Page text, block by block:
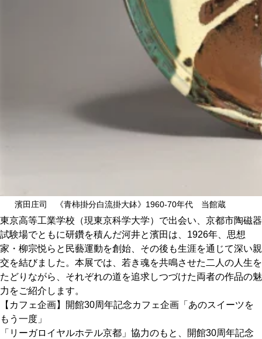
濱田庄司 《青柿掛分白流掛大鉢》1960-70年代 当館蔵
東京高等工業学校（現東京科学大学）で出会い、京都市陶磁器
試験場でともに研鑽を積んだ河井と濱田は、1926年、思想
家・柳宗悦らと民藝運動を創始、その後も生涯を通じて深い親
交を結びました。本展では、若き魂を共鳴させた二人の人生を
たどりながら、それぞれの道を追求しつづけた両者の作品の魅
力をご紹介します。
【カフェ企画】開館30周年記念カフェ企画「あのスイーツを
もう一度」
「リーガロイヤルホテル京都」協力のもと、開館30周年記念